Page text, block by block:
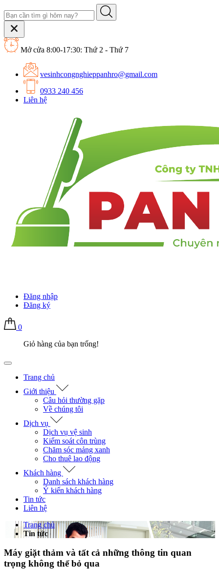
Mở cửa 8:00-17:30: Thứ 2 - Thứ 7
vesinhcongnghieppanhro@gmail.com
0933 240 456
Liên hệ
Đăng nhập
Đăng ký
0
Giỏ hàng của bạn trống!
Trang chủ
Giới thiệu
Câu hỏi thường gặp
Về chúng tôi
Dịch vụ
Dịch vụ vệ sinh
Kiểm soát côn trùng
Chăm sóc mảng xanh
Cho thuê lao động
Khách hàng
Danh sách khách hàng
Ý kiến khách hàng
Tin tức
Liên hệ
Trang chủ
Tin tức
Máy giặt thảm và tất cả những thông tin quan
trọng không thể bỏ qua